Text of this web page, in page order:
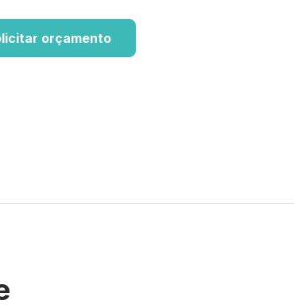
orçamento